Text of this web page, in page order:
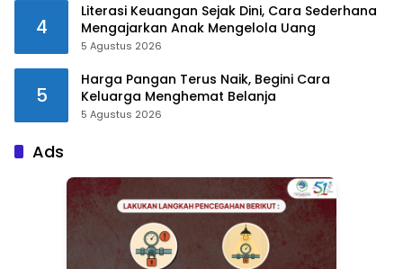
4
Literasi Keuangan Sejak Dini, Cara Sederhana
Mengajarkan Anak Mengelola Uang
5 Agustus 2026
5
Harga Pangan Terus Naik, Begini Cara
Keluarga Menghemat Belanja
5 Agustus 2026
Ads